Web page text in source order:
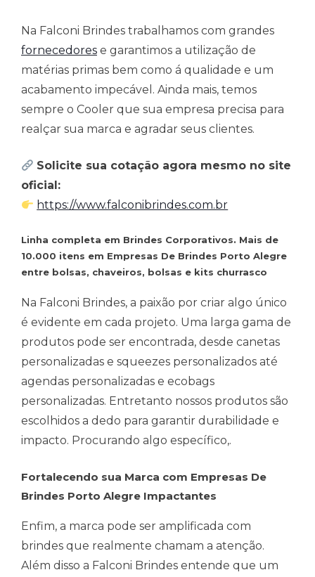
Na Falconi Brindes trabalhamos com grandes
fornecedores e garantimos a utilização de
matérias primas bem como á qualidade e um
acabamento impecável. Ainda mais, temos
sempre o Cooler que sua empresa precisa para
realçar sua marca e agradar seus clientes.
Solicite sua cotação agora mesmo no site
oficial:
https://www.falconibrindes.com.br
Linha completa em Brindes Corporativos. Mais de
10.000 itens em Empresas De Brindes Porto Alegre
entre bolsas, chaveiros, bolsas e kits churrasco
Na Falconi Brindes, a paixão por criar algo único
é evidente em cada projeto. Uma larga gama de
produtos pode ser encontrada, desde canetas
personalizadas e squeezes personalizados até
agendas personalizadas e ecobags
personalizadas. Entretanto nossos produtos são
escolhidos a dedo para garantir durabilidade e
impacto. Procurando algo específico,.
Fortalecendo sua Marca com Empresas De
Brindes Porto Alegre Impactantes
Enfim, a marca pode ser amplificada com
brindes que realmente chamam a atenção.
Além disso a Falconi Brindes entende que um